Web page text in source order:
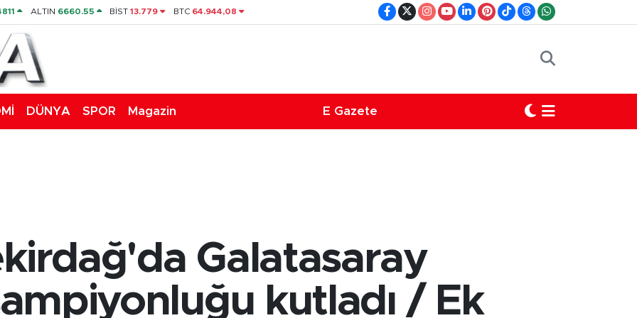
ALTIN 6660.55 BİST13.779 BTC 64.944,08
DÜNYA SPOR Magazin E Gazete
Galatasaray
kutladı / Ek